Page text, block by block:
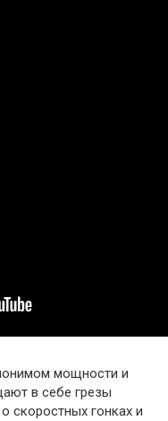
мощности и
в себе грезы
скоростных гонках и